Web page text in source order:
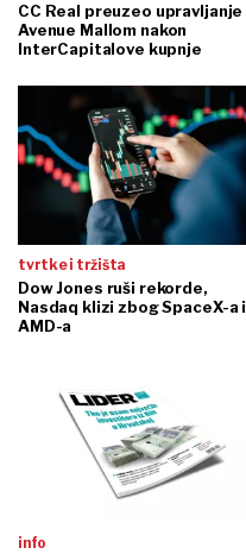
CC Real preuzeo upravljanje
Avenue Mallom nakon
InterCapitalove kupnje
tvrtke i tržišta
Dow Jones ruši rekorde,
Nasdaq klizi zbog SpaceX-a i
AMD-a
info